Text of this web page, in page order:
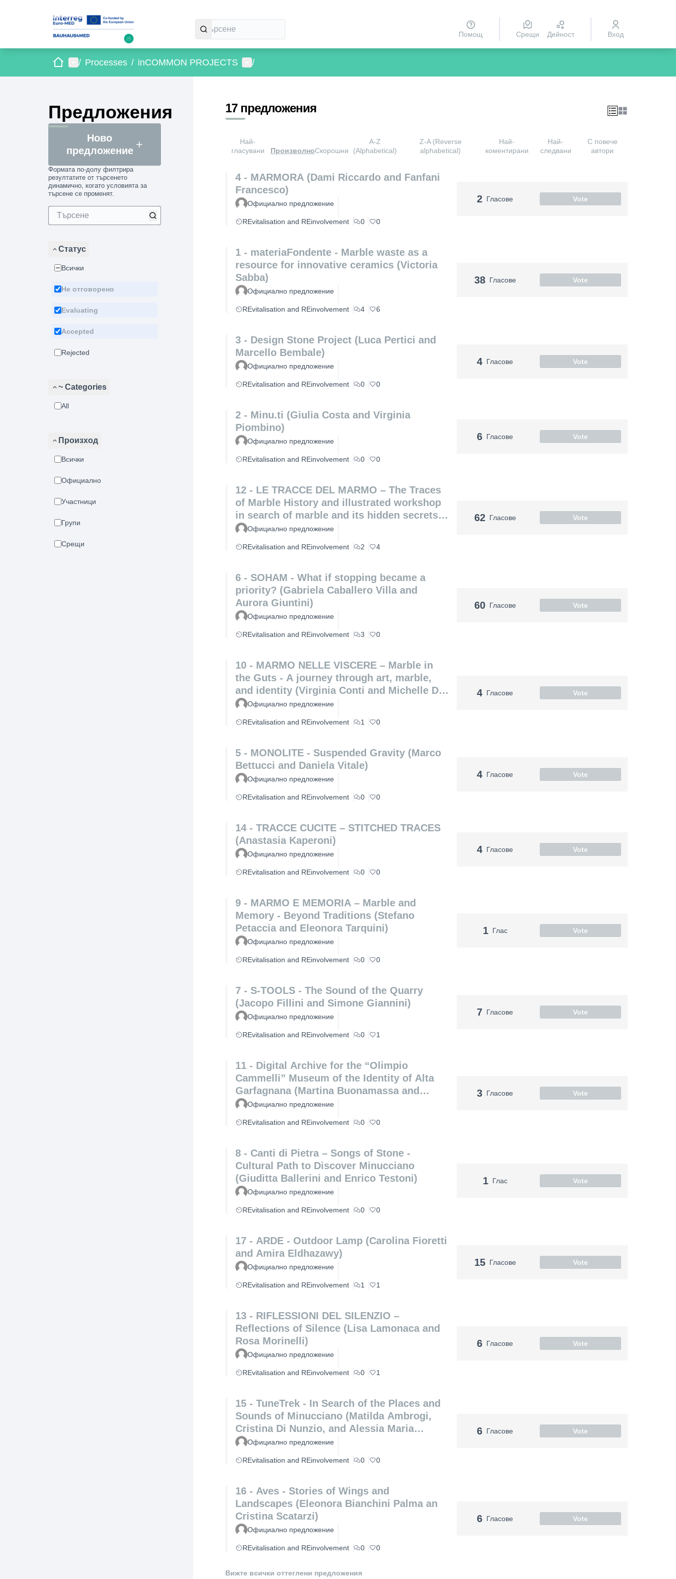
Помощ Срещи Дейност Вход
НачалоГлавно меню
/ Processes / inCOMMON PROJECTS Потребителско меню
/
Предложения
Ново
предложение
Формата по-долу филтрира
резултатите от търсенето
динамично, когато условията за
търсене се променят.
Статус
Всички
Не отговорено
Evaluating
Accepted
Rejected
~ Categories
All
Произход
Всички
Официално
Участници
Групи
Срещи
17 предложения
Най-
гласувани
ПроизволноСкорошни
A-Z
(Alphabetical)
Z-A (Reverse
alphabetical)
Най-
коментирани
Най-
следвани
С повече
автори
4 - MARMORA (Dami Riccardo and Fanfani
Francesco)
Официално предложение
REvitalisation and REinvolvement 0 0
2 Гласове Vote
1 - materiaFondente - Marble waste as a
resource for innovative ceramics (Victoria
Sabba)
Официално предложение
REvitalisation and REinvolvement 4 6
38 Гласове Vote
3 - Design Stone Project (Luca Pertici and
Marcello Bembale)
Официално предложение
REvitalisation and REinvolvement 0 0
4 Гласове Vote
2 - Minu.ti (Giulia Costa and Virginia
Piombino)
Официално предложение
REvitalisation and REinvolvement 0 0
6 Гласове Vote
12 - LE TRACCE DEL MARMO – The Traces
of Marble History and illustrated workshop
in search of marble and its hidden secrets
(Laura Coppini and Marco Altemura)
Официално предложение
REvitalisation and REinvolvement 2 4
62 Гласове Vote
6 - SOHAM - What if stopping became a
priority? (Gabriela Caballero Villa and
Aurora Giuntini)
Официално предложение
REvitalisation and REinvolvement 3 0
60 Гласове Vote
10 - MARMO NELLE VISCERE – Marble in
the Guts - A journey through art, marble,
and identity (Virginia Conti and Michelle De
Paris)
Официално предложение
REvitalisation and REinvolvement 1 0
4 Гласове Vote
5 - MONOLITE - Suspended Gravity (Marco
Bettucci and Daniela Vitale)
Официално предложение
REvitalisation and REinvolvement 0 0
4 Гласове Vote
14 - TRACCE CUCITE – STITCHED TRACES
(Anastasia Kaperoni)
Официално предложение
REvitalisation and REinvolvement 0 0
4 Гласове Vote
9 - MARMO E MEMORIA – Marble and
Memory - Beyond Traditions (Stefano
Petaccia and Eleonora Tarquini)
Официално предложение
REvitalisation and REinvolvement 0 0
1 Глас Vote
7 - S-TOOLS - The Sound of the Quarry
(Jacopo Fillini and Simone Giannini)
Официално предложение
REvitalisation and REinvolvement 0 1
7 Гласове Vote
11 - Digital Archive for the “Olimpio
Cammelli” Museum of the Identity of Alta
Garfagnana (Martina Buonamassa and
Angela Lucia)
Официално предложение
REvitalisation and REinvolvement 0 0
3 Гласове Vote
8 - Canti di Pietra – Songs of Stone -
Cultural Path to Discover Minucciano
(Giuditta Ballerini and Enrico Testoni)
Официално предложение
REvitalisation and REinvolvement 0 0
1 Глас Vote
17 - ARDE - Outdoor Lamp (Carolina Fioretti
and Amira Eldhazawy)
Официално предложение
REvitalisation and REinvolvement 1 1
15 Гласове Vote
13 - RIFLESSIONI DEL SILENZIO –
Reflections of Silence (Lisa Lamonaca and
Rosa Morinelli)
Официално предложение
REvitalisation and REinvolvement 0 1
6 Гласове Vote
15 - TuneTrek - In Search of the Places and
Sounds of Minucciano (Matilda Ambrogi,
Cristina Di Nunzio, and Alessia Maria
Patrizio)
Официално предложение
REvitalisation and REinvolvement 0 0
6 Гласове Vote
16 - Aves - Stories of Wings and
Landscapes (Eleonora Bianchini Palma an
Cristina Scatarzi)
Официално предложение
REvitalisation and REinvolvement 0 0
6 Гласове Vote
Вижте всички оттеглени предложения